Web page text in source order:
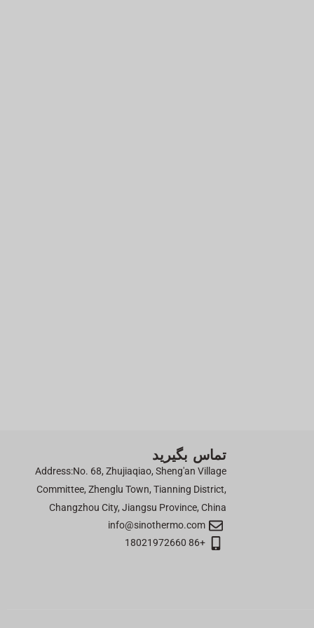
تماس بگیرید
Address:No. 68, Zhujiaqiao, Sheng'an Village
Committee, Zhenglu Town, Tianning District,
Changzhou City, Jiangsu Province, China
info@sinothermo.com
+86 18021972660